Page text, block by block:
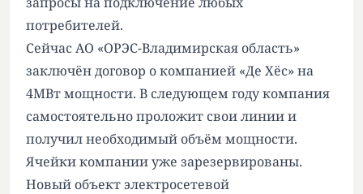
потребителей.
Сейчас АО «ОРЭС-Владимирская область»
заключён договор о компанией «Де Хёс» на
4МВт мощности. В следующем году компания
самостоятельно проложит свои линии и
получил необходимый объём мощности.
Ячейки компании уже зарезервированы.
Новый объект электросетевой